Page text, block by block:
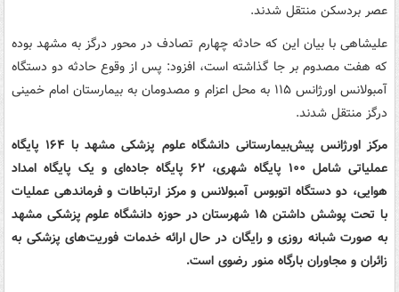
عصر بردسکن منتقل شدند.
علیشاهی با بیان این که حادثه چهارم تصادف در محور درگز به مشهد بوده
که هفت مصدوم بر جا گذاشته است، افزود: پس از وقوع حادثه دو دستگاه
آمبولانس اورژانس ۱۱۵ به محل اعزام و مصدومان به بیمارستان امام خمینی
درگز منتقل شدند.
مرکز اورژانس پیش‌بیمارستانی دانشگاه علوم پزشکی مشهد با ۱۶۴ پایگاه
عملیاتی شامل ۱۰۰ پایگاه شهری، ۶۲ پایگاه جاده‌ای و یک پایگاه امداد
هوایی، دو دستگاه اتوبوس آمبولانس و مرکز ارتباطات و فرماندهی عملیات
با تحت پوشش داشتن ۱۵ شهرستان در حوزه دانشگاه علوم پزشکی مشهد
به صورت شبانه روزی و رایگان در حال ارائه خدمات فوریت‌های پزشکی به
زائران و مجاوران بارگاه منور رضوی است.